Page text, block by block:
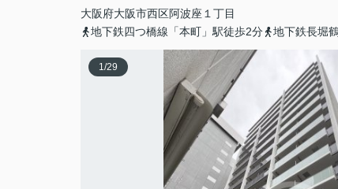
大阪府大阪市西区阿波座 １丁目
地下鉄四つ橋線「本町」駅徒歩2分
地下鉄長堀
1/29